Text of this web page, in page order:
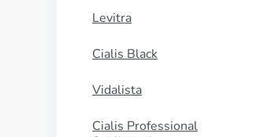
Levitra
Cialis Black
Vidalista
Cialis Professional